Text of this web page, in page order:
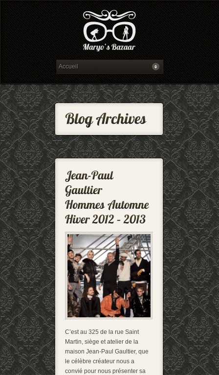
C’est au 325 de la rue Saint
Martin, siège et atelier de la
maison Jean-Paul Gaultier, que
le célèbre créateur nous a
convié pour nous présenter sa